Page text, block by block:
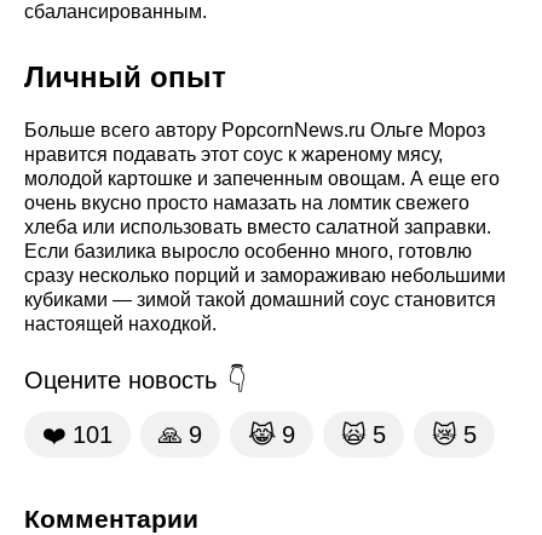
сбалансированным.
Личный опыт
Больше всего автору PopcornNews.ru Ольге Мороз
нравится подавать этот соус к жареному мясу,
молодой картошке и запеченным овощам. А еще его
очень вкусно просто намазать на ломтик свежего
хлеба или использовать вместо салатной заправки.
Если базилика выросло особенно много, готовлю
сразу несколько порций и замораживаю небольшими
кубиками — зимой такой домашний соус становится
настоящей находкой.
Оцените новость
❤️ 101 🙏 9 😹 9 🙀 5 😿 5
Комментарии